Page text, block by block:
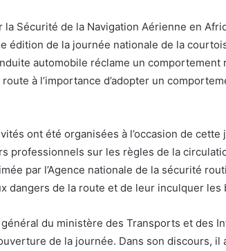
la Sécurité de la Navigation Aérienne en
édition de la journée nationale de la
automobile réclame un comportement
route à l’importance d’adopter un
ont été organisées à l’occasion de
professionnels sur les règles de la
par l’Agence nationale de la sécurité
dangers de la route et de leur inculquer
du ministère des Transports et des
de la journée. Dans son discours,